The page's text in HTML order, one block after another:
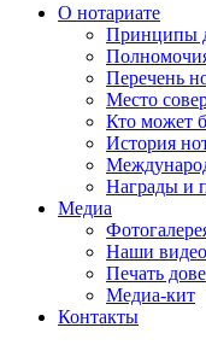
О нотариате
Принципы
Перечень
Место
Кто может
История
Награды и
Медиа
Наши видео
Печать
Медиа-кит
Контакты